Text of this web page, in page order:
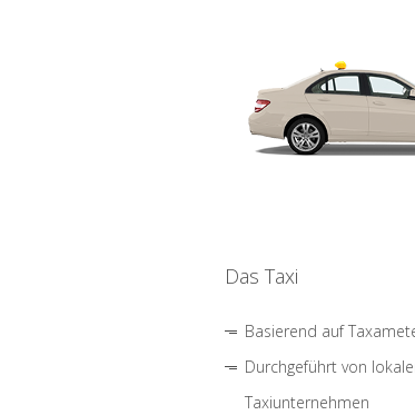
Das Taxi
Basierend auf
Durchgeführt von
Taxiunternehmen